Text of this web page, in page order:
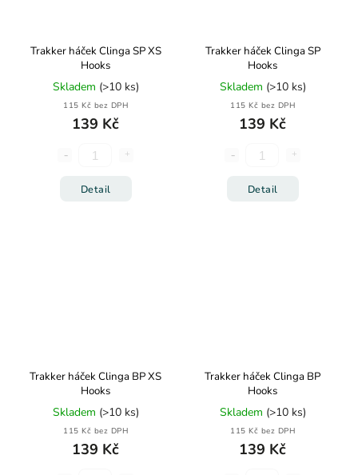
Trakker háček Clinga SP XS
Hooks
Skladem (>10 ks)
115 Kč bez DPH
139 Kč
Detail
Trakker háček Clinga SP
Hooks
Skladem (>10 ks)
115 Kč bez DPH
139 Kč
Detail
Trakker háček Clinga BP XS
Hooks
Skladem (>10 ks)
115 Kč bez DPH
139 Kč
Trakker háček Clinga BP
Hooks
Skladem (>10 ks)
115 Kč bez DPH
139 Kč